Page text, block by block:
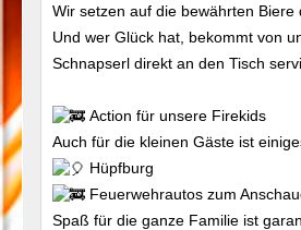
Wir setzen auf die bewährten Biere
Und wer Glück hat, bekommt von
Schnapserl direkt an den Tisch
Action für unsere Firekids
Auch für die kleinen Gäste ist
Hüpfburg
Feuerwehrautos zum
Spaß für die ganze Familie ist